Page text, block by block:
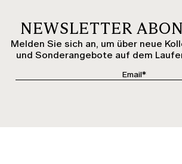
NEWSLETTER
Melden Sie sich an, um über neue
und Sonderangebote auf dem